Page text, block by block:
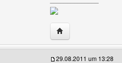
Website dieses
29.08.2011 um 13:28